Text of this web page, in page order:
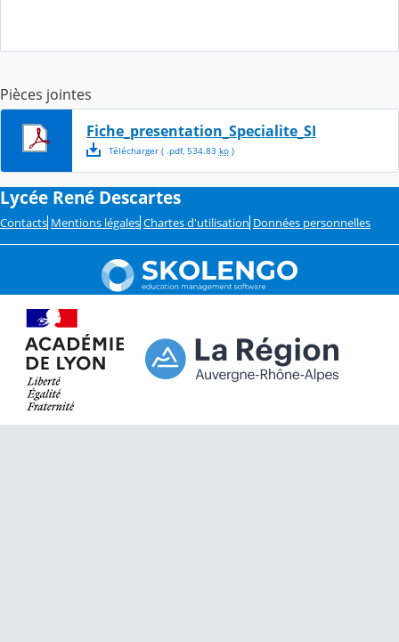
Pièces jointes
Fiche_presentation_Specialite_SI
Télécharger( .pdf, 534.83 ko)
Lycée René Descartes
Contacts Mentions légales Chartes d'utilisation Données personnelles